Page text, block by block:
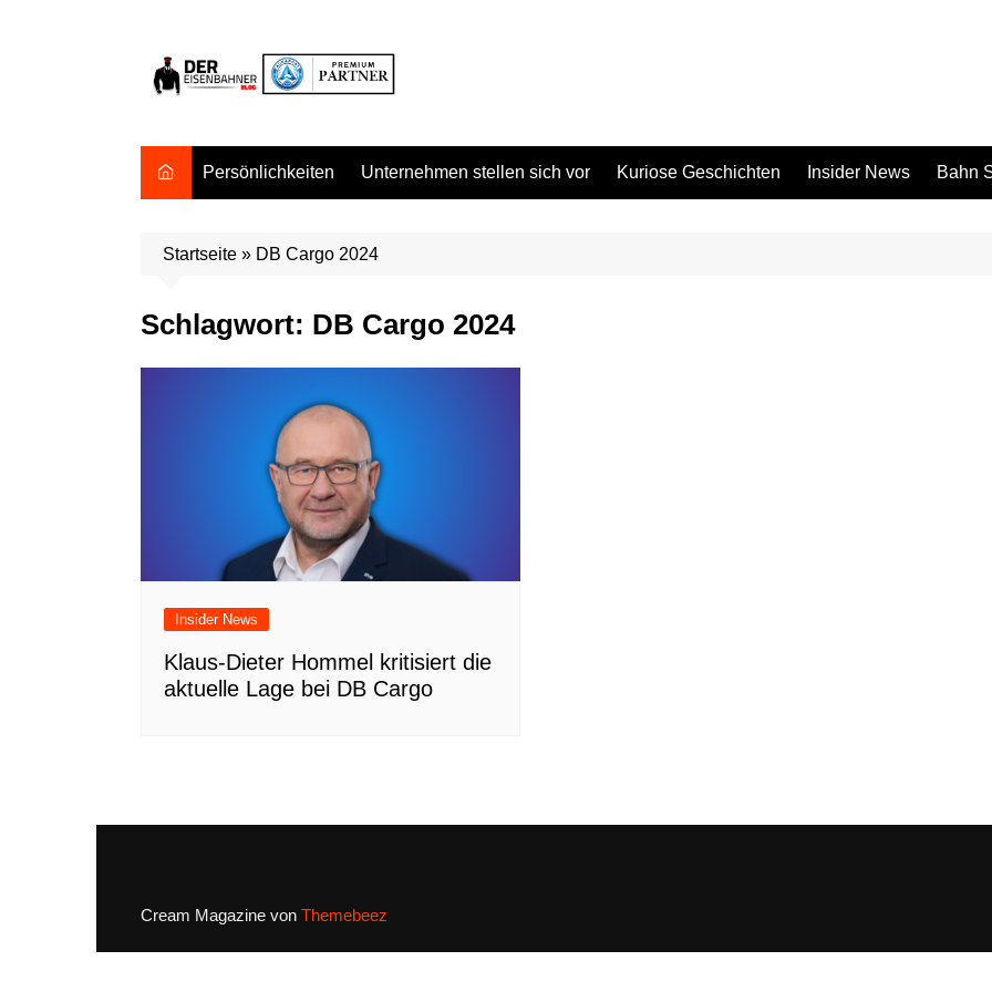
Persönlichkeiten Unternehmen stellen sich vor Kuriose Geschichten Insider News Bahn
Startseite » DB Cargo 2024
Schlagwort: DB Cargo 2024
Insider News
Klaus-Dieter Hommel kritisiert die
aktuelle Lage bei DB Cargo
Cream Magazine von Themebeez